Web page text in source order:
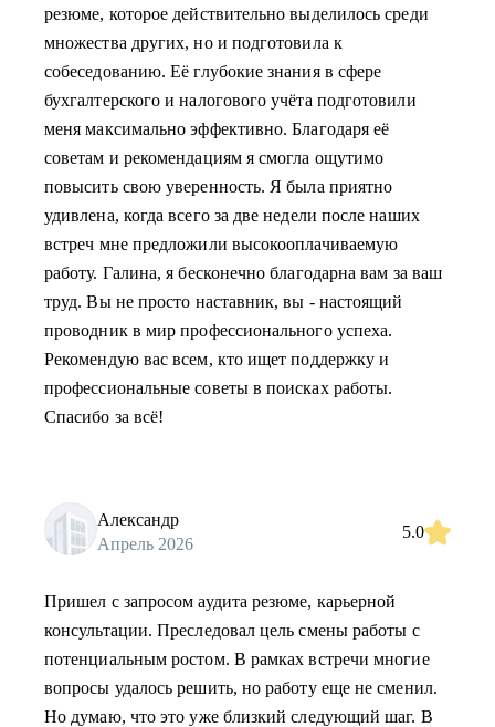
резюме, которое действительно выделилось среди
множества других, но и подготовила к
собеседованию. Её глубокие знания в сфере
бухгалтерского и налогового учёта подготовили
меня максимально эффективно. Благодаря её
советам и рекомендациям я смогла ощутимо
повысить свою уверенность. Я была приятно
удивлена, когда всего за две недели после наших
встреч мне предложили высокооплачиваемую
работу. Галина, я бесконечно благодарна вам за ваш
труд. Вы не просто наставник, вы - настоящий
проводник в мир профессионального успеха.
Рекомендую вас всем, кто ищет поддержку и
профессиональные советы в поисках работы.
Спасибо за всё!
Александр
Апрель 2026
5.0
Пришел с запросом аудита резюме, карьерной
консультации. Преследовал цель смены работы с
потенциальным ростом. В рамках встречи многие
вопросы удалось решить, но работу еще не сменил.
Но думаю, что это уже близкий следующий шаг. В